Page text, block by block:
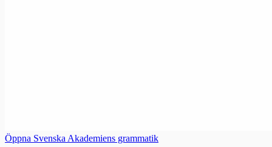
Öppna Svenska Akademiens grammatik